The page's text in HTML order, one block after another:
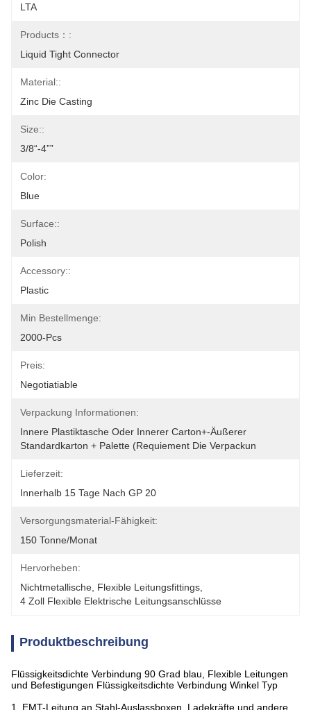
LTA
Products：:
Liquid Tight Connector
Material::
Zinc Die Casting
Size::
3/8“-4””
Color:
Blue
Surface::
Polish
Accessory::
Plastic
Min Bestellmenge:
2000-Pcs
Preis:
Negotiatiable
Verpackung Informationen:
Innere Plastiktasche Oder Innerer Carton+-Äußerer
Standardkarton + Palette (requiement Die Verpackun
Lieferzeit:
Innerhalb 15 Tage Nach GP 20
Versorgungsmaterial-Fähigkeit:
150 Tonne/Monat
Hervorheben:
Nichtmetallische Flexible Leitungsfittings
4 Zoll Flexible Elektrische Leitungsanschlüsse
Produktbeschreibung
Flüssigkeitsdichte Verbindung 90 Grad blau, Flexible Leitungen
und Befestigungen Flüssigkeitsdichte Verbindung Winkel Typ
1. EMT-Leitung an Stahl-Auslassboxen, Ladekräfte und andere